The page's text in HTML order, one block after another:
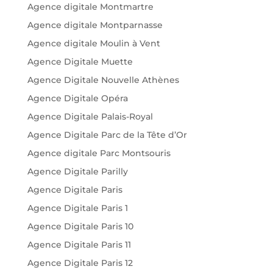
Agence digitale Montmartre
Agence digitale Montparnasse
Agence digitale Moulin à Vent
Agence Digitale Muette
Agence Digitale Nouvelle Athènes
Agence Digitale Opéra
Agence Digitale Palais-Royal
Agence Digitale Parc de la Tête d’Or
Agence digitale Parc Montsouris
Agence Digitale Parilly
Agence Digitale Paris
Agence Digitale Paris 1
Agence Digitale Paris 10
Agence Digitale Paris 11
Agence Digitale Paris 12